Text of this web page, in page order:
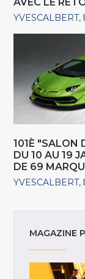
YVESCALBERT
101È "SALON
DU 10 AU 19
DE 69
YVESCALBERT
MAGAZINE